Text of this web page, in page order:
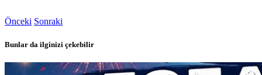
Önceki Sonraki
Bunlar da ilginizi çekebilir